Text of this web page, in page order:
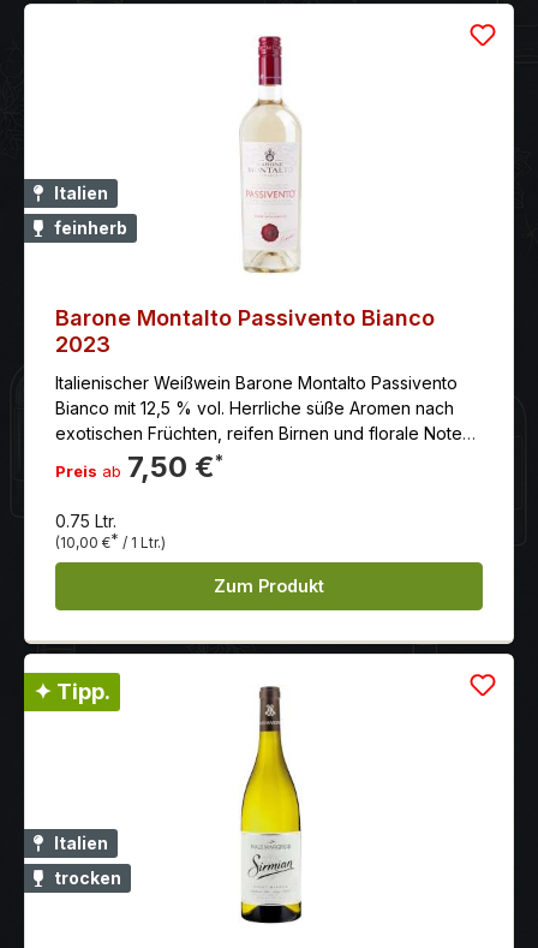
Italien
feinherb
Barone Montalto Passivento Bianco
2023
Italienischer Weißwein Barone Montalto Passivento
Bianco mit 12,5 % vol. Herrliche süße Aromen nach
exotischen Früchten, reifen Birnen und florale Noten.
Preis ab 7,50 €*
0.75 Ltr.
(10,00 €* / 1 Ltr.)
Zum Produkt
✦ Tipp.
Italien
trocken